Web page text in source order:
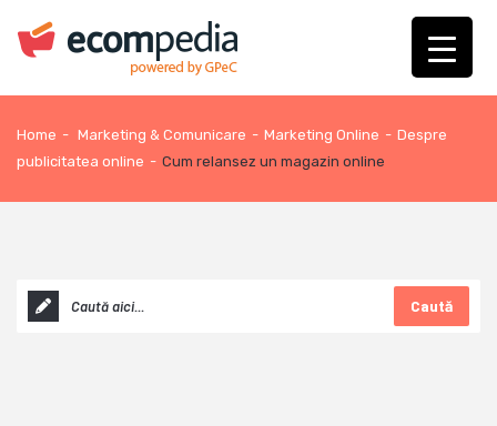
Home - Marketing & Comunicare - Marketing Online - Despre
publicitatea online - Cum relansez un magazin online
Caută